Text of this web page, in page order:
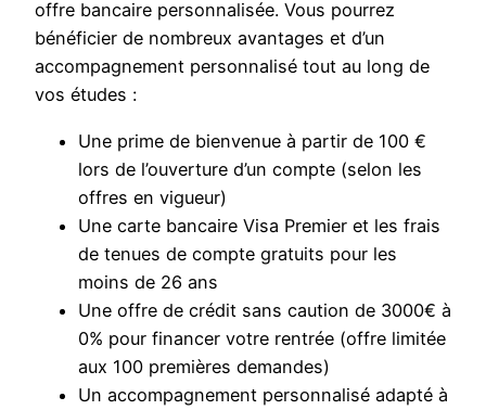
offre bancaire personnalisée. Vous pourrez
bénéficier de nombreux avantages et d’un
accompagnement personnalisé tout au long de
vos études :
Une prime de bienvenue à partir de 100 €
lors de l’ouverture d’un compte (selon les
offres en vigueur)
Une carte bancaire Visa Premier et les frais
de tenues de compte gratuits pour les
moins de 26 ans
Une offre de crédit sans caution de 3000€ à
0% pour financer votre rentrée (offre limitée
aux 100 premières demandes)
Un accompagnement personnalisé adapté à